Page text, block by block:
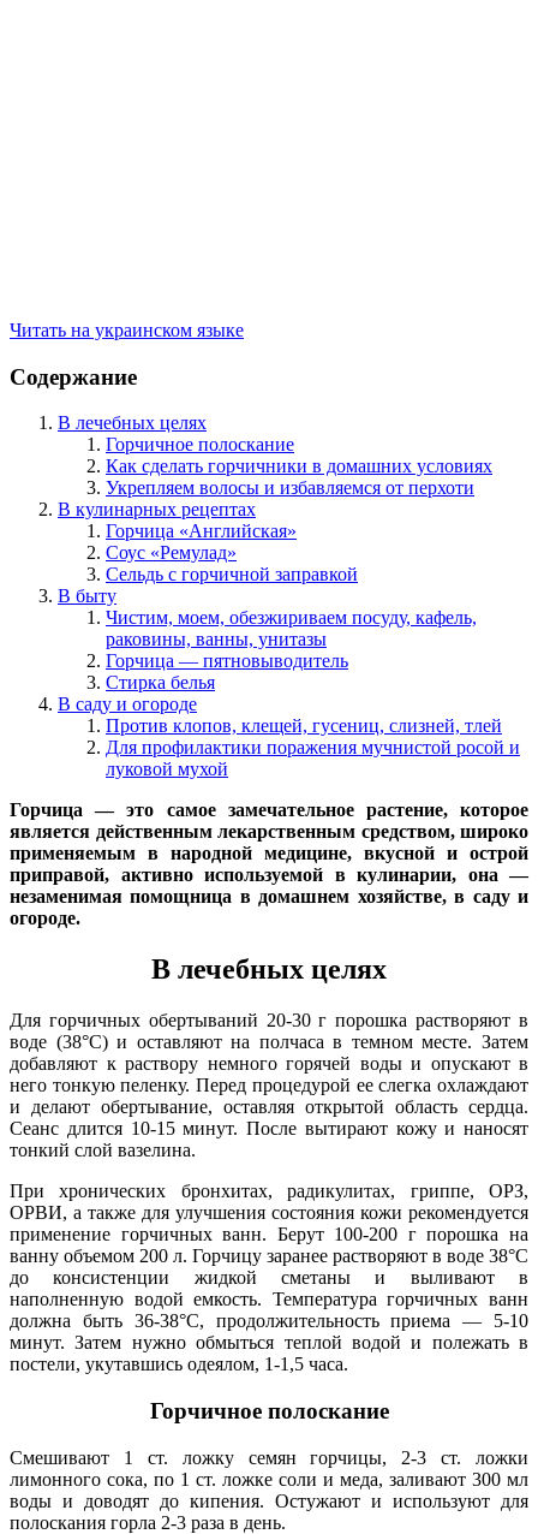
Читать на украинском языке
Содержание
В лечебных целях
Горчичное полоскание
Как сделать горчичники в домашних условиях
Укрепляем волосы и избавляемся от перхоти
В кулинарных рецептах
Горчица «Английская»
Соус «Ремулад»
Сельдь с горчичной заправкой
В быту
Чистим, моем, обезжириваем посуду, кафель,
раковины, ванны, унитазы
Горчица — пятновыводитель
Стирка белья
В саду и огороде
Против клопов, клещей, гусениц, слизней, тлей
Для профилактики поражения мучнистой росой и
луковой мухой
Горчица — это самое замечательное растение, которое
является действенным лекарственным средством, широко
применяемым в народной медицине, вкусной и острой
приправой, активно используемой в кулинарии, она —
незаменимая помощница в домашнем хозяйстве, в саду и
огороде.
В лечебных целях
Для горчичных обертываний 20-30 г порошка растворяют в
воде (38°С) и оставляют на полчаса в темном месте. Затем
добавляют к раствору немного горячей воды и опускают в
него тонкую пеленку. Перед процедурой ее слегка охлаждают
и делают обертывание, оставляя открытой область сердца.
Сеанс длится 10-15 минут. После вытирают кожу и наносят
тонкий слой вазелина.
При хронических бронхитах, радикулитах, гриппе, ОРЗ,
ОРВИ, а также для улучшения состояния кожи рекомендуется
применение горчичных ванн. Берут 100-200 г порошка на
ванну объемом 200 л. Горчицу заранее растворяют в воде 38°С
до консистенции жидкой сметаны и выливают в
наполненную водой емкость. Температура горчичных ванн
должна быть 36-38°С, продолжительность приема — 5-10
минут. Затем нужно обмыться теплой водой и полежать в
постели, укутавшись одеялом, 1-1,5 часа.
Горчичное полоскание
Смешивают 1 ст. ложку семян горчицы, 2-3 ст. ложки
лимонного сока, по 1 ст. ложке соли и меда, заливают 300 мл
воды и доводят до кипения. Остужают и используют для
полоскания горла 2-3 раза в день.